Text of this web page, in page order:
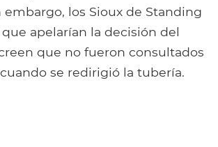
embargo, los Sioux de Standing
apelarían la decisión del
que no fueron consultados
se redirigió la tubería.